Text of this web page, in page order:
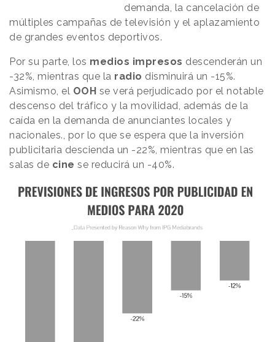
demanda, la cancelación de
múltiples campañas de televisión y el aplazamiento
de grandes eventos deportivos.
Por su parte, los medios impresos descenderán un
-32%, mientras que la radio disminuirá un -15%.
Asimismo, el OOH se verá perjudicado por el notable
descenso del tráfico y la movilidad, además de la
caída en la demanda de anunciantes locales y
nacionales., por lo que se espera que la inversión
publicitaria descienda un -22%, mientras que en las
salas de cine se reducirá un -40%.